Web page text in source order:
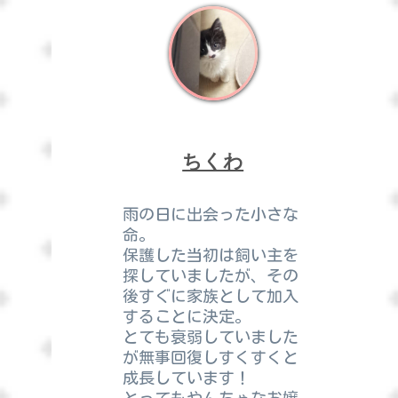
ちくわ
雨の日に出会った小さな
命。
保護した当初は飼い主を
探していましたが、その
後すぐに家族として加入
することに決定。
とても衰弱していました
が無事回復しすくすくと
成長しています！